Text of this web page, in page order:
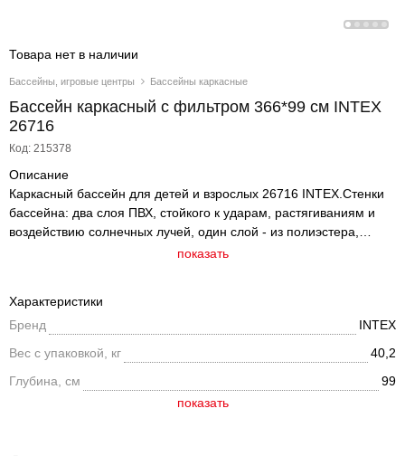
Бассейны, игровые центры Бассейны каркасные
Бассейн каркасный с фильтром 366*99 см INTEX
26716
Код: 215378
Товара нет в наличии
Описание
Каркасный бассейн для детей и взрослых 26716 INTEX.Стенки
бассейна: два слоя ПВХ, стойкого к ударам, растягиваниям и
воздействию солнечных лучей, один слой - из полиэстера,
укрепляющего стенки бассейна. Прочность бассейна
бассейн выдерживает большие нагрузки. Поддержанию формы
способствует лента из полипропилена, опоясывающая весь
бассейн. Установка бассейна не требует подготовки грунта.
Процесс сборки менее часа. Сливной клапан присоединяется к
садовому шлангу. В комплект входят: Бассейн, Фильтр-насос
производительностью 2006 л/час (арт 26604). (Картридж тип А,
показать
Характеристики
Бренд
INTEX
Вес с упаковкой, кг
40,2
Глубина, см
99